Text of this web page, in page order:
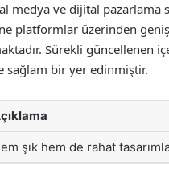
medya ve dijital pazarlama
platformlar üzerinden
Sürekli güncellenen
sağlam bir yer edinmiştir.
şık hem de rahat